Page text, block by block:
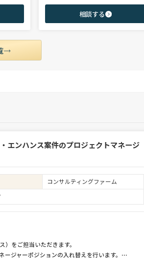
リアを
領域を中心に担当。未経験・ポテンシャル層
からミドル・ハイクラス層まで、年代・職階
相談する
エンハンス案件のプロジェクトマネージ
コンサルティングファーム
をご担当いただきます。
ジャーポジションの入れ替えを行います。 ⋯